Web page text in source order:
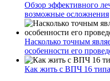
Обзор эффективного
возможные осложнения
Насколько точным
особенности его
Как жить с ВПЧ 16